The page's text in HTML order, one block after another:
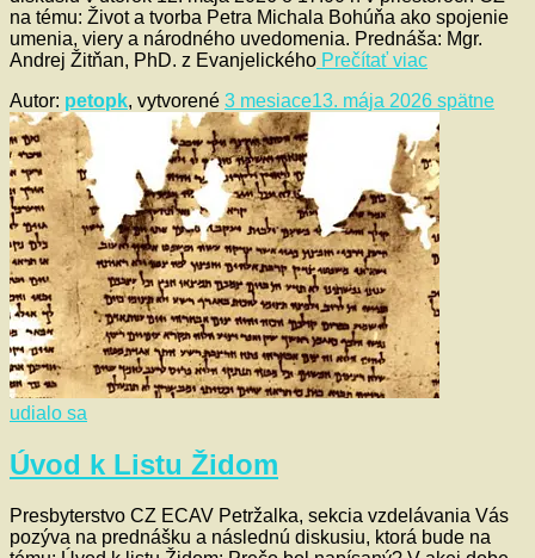
na tému: Život a tvorba Petra Michala Bohúňa ako spojenie
umenia, viery a národného uvedomenia. Prednáša: Mgr.
Andrej Žitňan, PhD. z Evanjelického Prečítať viac
Autor: petopk, vytvorené 3 mesiace13. mája 2026 spätne
udialo sa
Úvod k Listu Židom
Presbyterstvo CZ ECAV Petržalka, sekcia vzdelávania Vás
pozýva na prednášku a následnú diskusiu, ktorá bude na